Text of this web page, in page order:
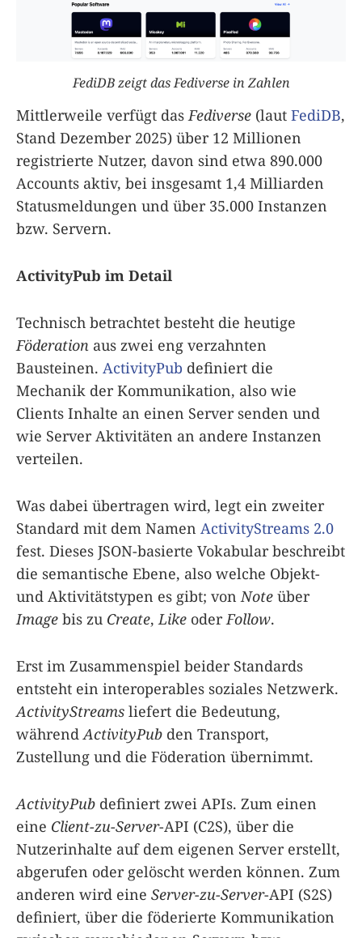
FediDB zeigt das Fediverse in Zahlen
Mittlerweile verfügt das Fediverse (laut FediDB,
Stand Dezember 2025) über 12 Millionen
registrierte Nutzer, davon sind etwa 890.000
Accounts aktiv, bei insgesamt 1,4 Milliarden
Statusmeldungen und über 35.000 Instanzen
bzw. Servern.
ActivityPub im Detail
Technisch betrachtet besteht die heutige
Föderation aus zwei eng verzahnten
Bausteinen. ActivityPub definiert die
Mechanik der Kommunikation, also wie
Clients Inhalte an einen Server senden und
wie Server Aktivitäten an andere Instanzen
verteilen.
Was dabei übertragen wird, legt ein zweiter
Standard mit dem Namen ActivityStreams 2.0
fest. Dieses JSON-basierte Vokabular beschreibt
die semantische Ebene, also welche Objekt-
und Aktivitätstypen es gibt; von Note über
Image bis zu Create, Like oder Follow.
Erst im Zusammenspiel beider Standards
entsteht ein interoperables soziales Netzwerk.
ActivityStreams liefert die Bedeutung,
während ActivityPub den Transport,
Zustellung und die Föderation übernimmt.
ActivityPub definiert zwei APIs. Zum einen
eine Client-zu-Server-API (C2S), über die
Nutzerinhalte auf dem eigenen Server erstellt,
abgerufen oder gelöscht werden können. Zum
anderen wird eine Server-zu-Server-API (S2S)
definiert, über die föderierte Kommunikation